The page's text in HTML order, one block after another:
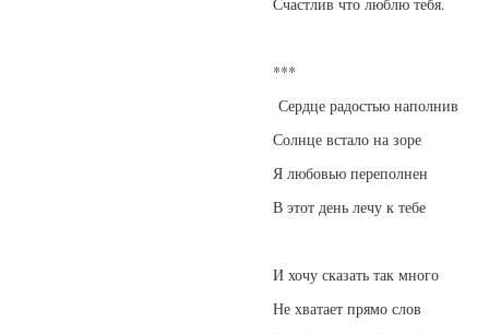
Счастлив что люблю тебя.
***
Сердце радостью наполнив
Солнце встало на зоре
Я любовью переполнен
В этот день лечу к тебе
И хочу сказать так много
Не хватает прямо слов